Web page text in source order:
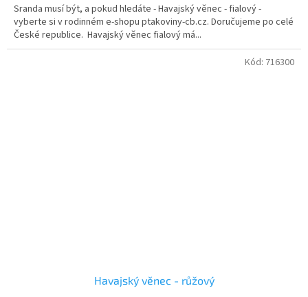
Sranda musí být, a pokud hledáte - Havajský věnec - fialový -
vyberte si v rodinném e-shopu ptakoviny-cb.cz. Doručujeme po celé
České republice. Havajský věnec fialový má...
Havajský věnec - růžový
Kód: 716300